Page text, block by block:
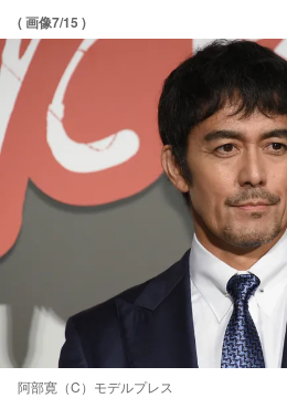
( 画像7/15 )
阿部寛（C）モデルプレス